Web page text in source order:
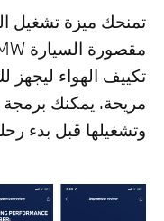
تمنحك ميزة تشغيل
تكييف الهواء ليجهز
مريحة. يمكنك
وتشغيلها قبل بدء